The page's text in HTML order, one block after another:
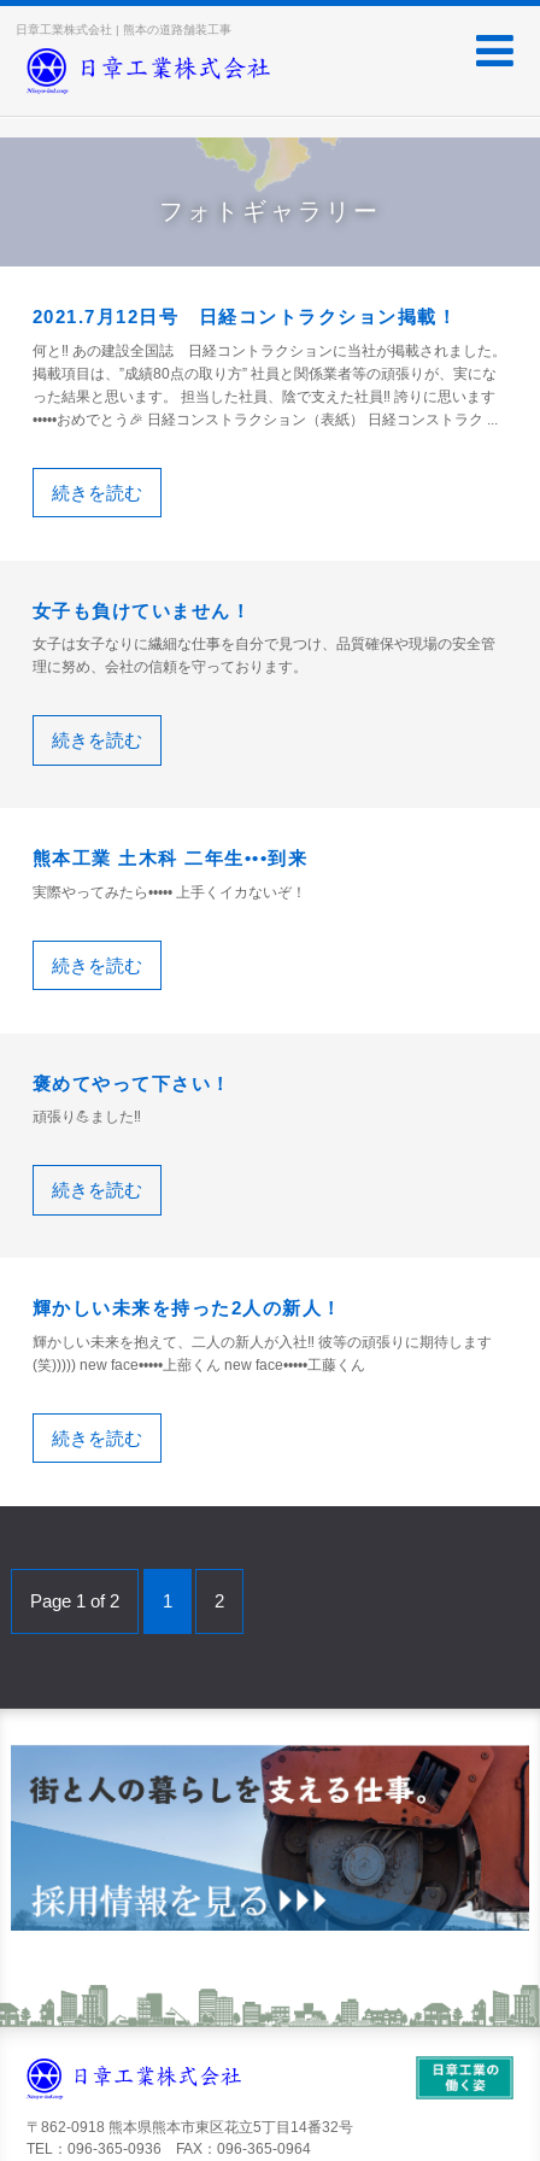
日章工業株式会社 | 熊本の道路舗装工事
フォトギャラリー
2021.7月12日号 日経コントラクション掲載！
何と‼️ あの建設全国誌 日経コントラクションに当社が掲載されました。
掲載項目は、”成績80点の取り方” 社員と関係業者等の頑張りが、実にな
った結果と思います。 担当した社員、陰で支えた社員‼️ 誇りに思います
•••••おめでとう🎉 日経コンストラクション（表紙） 日経コンストラク ...
続きを読む
女子も負けていません！
女子は女子なりに繊細な仕事を自分で見つけ、品質確保や現場の安全管
理に努め、会社の信頼を守っております。
続きを読む
熊本工業 土木科 二年生•••到来
実際やってみたら••••• 上手くイカないぞ！
続きを読む
褒めてやって下さい！
頑張り💪ました‼️
続きを読む
輝かしい未来を持った2人の新人！
輝かしい未来を抱えて、二人の新人が入社‼️ 彼等の頑張りに期待します
(笑))))) new face•••••上蔀くん new face•••••工藤くん
続きを読む
Page 1 of 2 1 2
〒862-0918 熊本県熊本市東区花立5丁目14番32号
TEL：096-365-0936 FAX：096-365-0964